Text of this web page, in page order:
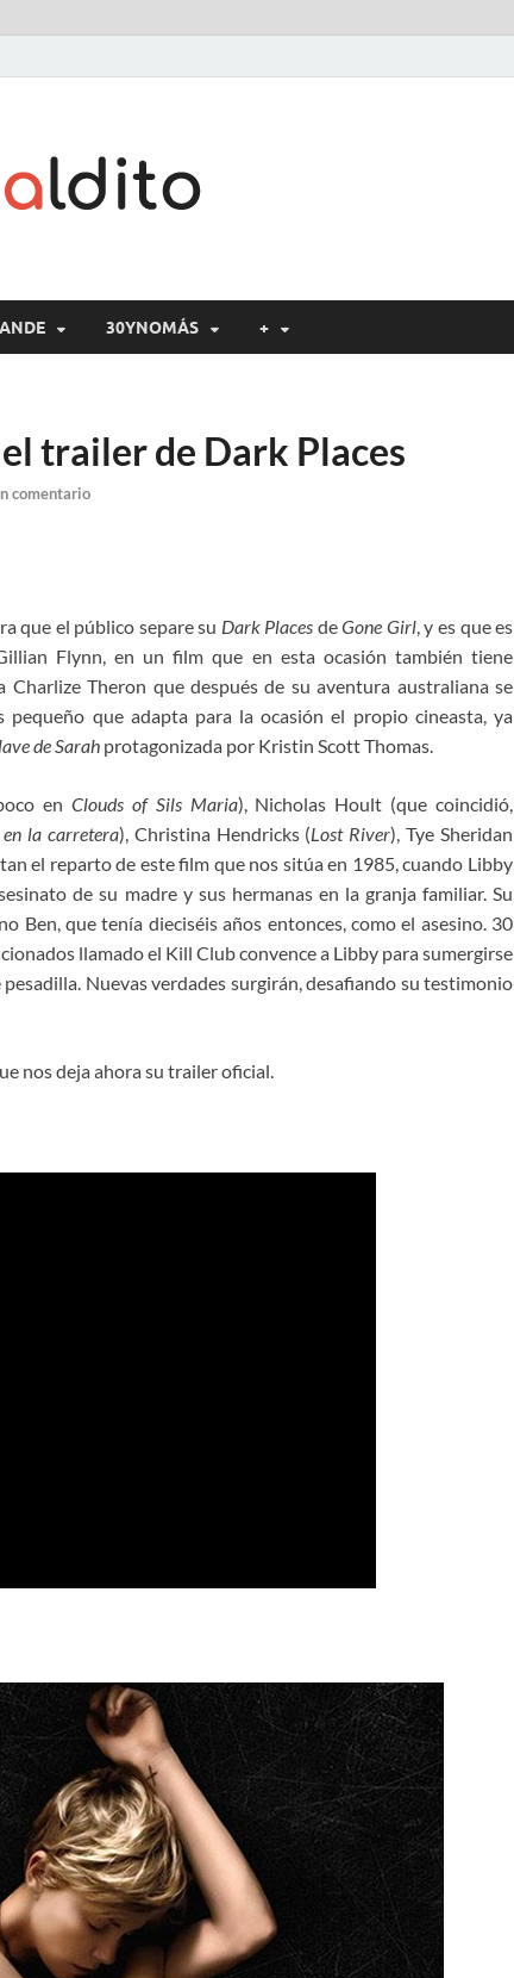
30YNOMÁS +
trailer de Dark Places
comentario
que el público separe su Dark Places deGone Girl, y es que es
Flynn, en un film que en esta ocasión también tiene
Theron que después de su aventura australiana se
que adapta para la ocasión el propio cineasta, ya
de Sarah protagonizada por Kristin Scott Thomas.
en Clouds of Sils Maria), Nicholas Hoult (que coincidió,
la carretera), Christina Hendricks (Lost River), Tye Sheridan
el reparto de este film que nos sitúa en 1985, cuando Libby
de su madre y sus hermanas en la granja familiar. Su
Ben, que tenía dieciséis años entonces, como el asesino. 30
llamado el Kill Club convence a Libby para sumergirse
Nuevas verdades surgirán, desafiando su testimonio
nos deja ahora su trailer oficial.